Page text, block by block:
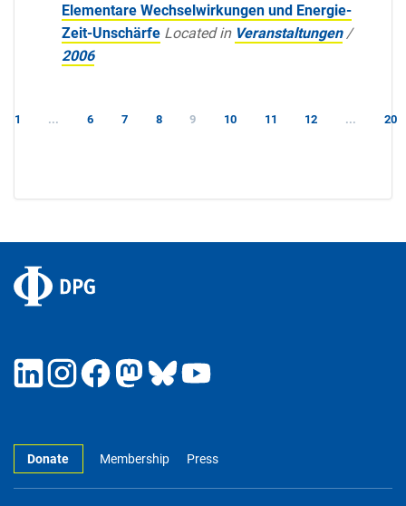
Elementare Wechselwirkungen und Energie-
Zeit-Unschärfe Located in Veranstaltungen /
2006
1 ... 6 7 8 9 10 11 12 ... 20
Donate Membership Press